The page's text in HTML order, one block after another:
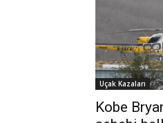
Uçak Kazaları
Kobe